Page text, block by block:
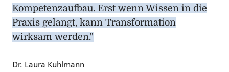
Kompetenzaufbau. Erst wenn Wissen in die
Praxis gelangt, kann Transformation
wirksam werden."
Dr. Laura Kuhlmann